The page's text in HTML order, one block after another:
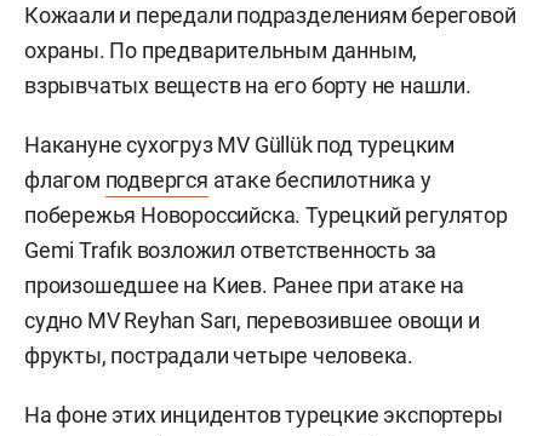
Кожаали и передали подразделениям береговой
охраны. По предварительным данным,
взрывчатых веществ на его борту не нашли.
Накануне сухогруз MV Güllük под турецким
флагом подвергся атаке беспилотника у
побережья Новороссийска. Турецкий регулятор
Gemi Trafık возложил ответственность за
произошедшее на Киев. Ранее при атаке на
судно MV Reyhan Sarı, перевозившее овощи и
фрукты, пострадали четыре человека.
На фоне этих инцидентов турецкие экспортеры